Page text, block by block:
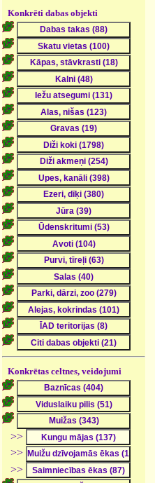
Konkrēti dabas objekti
Konkrētas celtnes, veidojumi
>>
>>
>>